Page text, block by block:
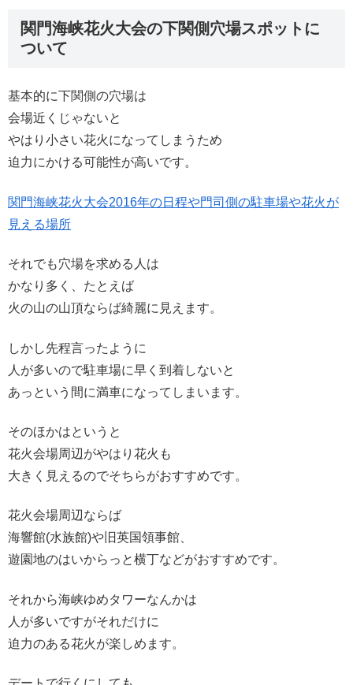
関門海峡花火大会の下関側穴場スポットに
ついて
基本的に下関側の穴場は
会場近くじゃないと
やはり小さい花火になってしまうため
迫力にかける可能性が高いです。
関門海峡花火大会2016年の日程や門司側の駐車場や花火が
見える場所
それでも穴場を求める人は
かなり多く、たとえば
火の山の山頂ならば綺麗に見えます。
しかし先程言ったように
人が多いので駐車場に早く到着しないと
あっという間に満車になってしまいます。
そのほかはというと
花火会場周辺がやはり花火も
大きく見えるのでそちらがおすすめです。
花火会場周辺ならば
海響館(水族館)や旧英国領事館、
遊園地のはいからっと横丁などがおすすめです。
それから海峡ゆめタワーなんかは
人が多いですがそれだけに
迫力のある花火が楽しめます。